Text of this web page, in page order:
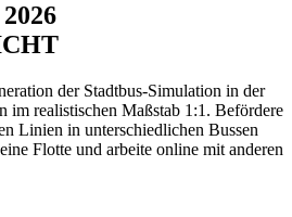
der Stadtbus-Simulation in der
im realistischen Maßstab 1:1. Befördere
Linien in unterschiedlichen Bussen
Flotte und arbeite online mit anderen